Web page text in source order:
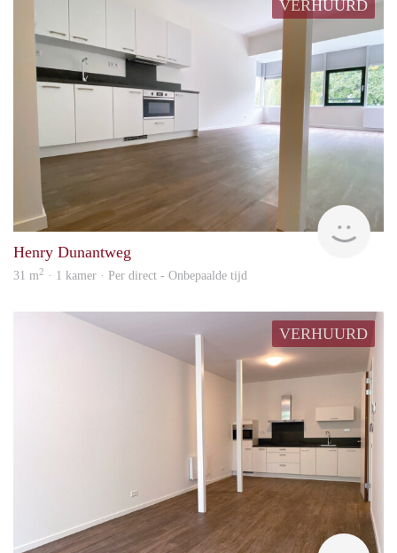
VERHUURD
Henry Dunantweg
31 m2 · 1 kamer · Per direct - Onbepaalde tijd
VERHUURD